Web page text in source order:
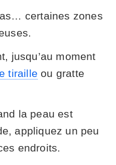
certaines zones
jusqu’au moment
tiraille ou gratte
la peau est
appliquez un peu
endroits.